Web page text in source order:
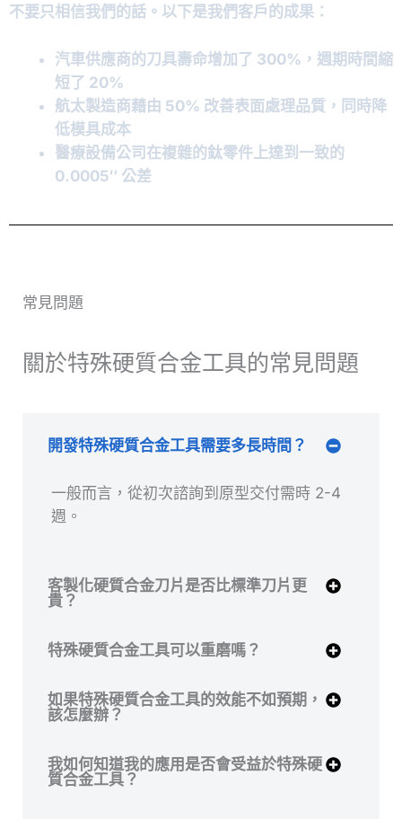
不要只相信我們的話。以下是我們客戶的成果：
汽車供應商的刀具壽命增加了 300%，週期時間縮
短了 20%
航太製造商藉由 50% 改善表面處理品質，同時降
低模具成本
醫療設備公司在複雜的鈦零件上達到一致的
0.0005″ 公差
常見問題
關於特殊硬質合金工具的常見問題
開發特殊硬質合金工具需要多長時間？
一般而言，從初次諮詢到原型交付需時 2-4
週。
客製化硬質合金刀片是否比標準刀片更
貴？
特殊硬質合金工具可以重磨嗎？
如果特殊硬質合金工具的效能不如預期，
該怎麼辦？
我如何知道我的應用是否會受益於特殊硬
質合金工具？